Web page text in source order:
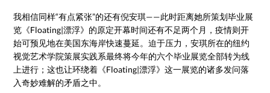
我相信同样“有点紧张”的还有倪安琪——此时距离她所策划毕业展
览《Floating|漂浮》的原定开幕时间还有不足两个月，疫情则开
始可预见地在美国东海岸快速蔓延。迫于压力，安琪所在的纽约
视觉艺术学院策展实践系最终将今年的六个毕业展览全部转为线
上进行；这也让环绕着《Floating|漂浮》这一展览的诸多发问落
入奇妙难解的矛盾之中。